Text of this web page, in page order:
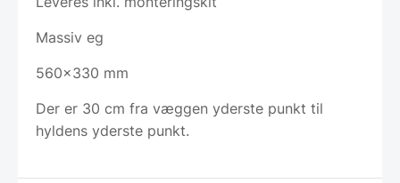
Massiv eg
560×330 mm
Der er 30 cm fra væggen yderste punkt til
hyldens yderste punkt.